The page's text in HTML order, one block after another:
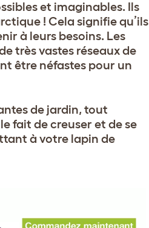
et imaginables. Ils
! Cela signifie qu’ils
à leurs besoins. Les
très vastes réseaux de
être néfastes pour un
de jardin, tout
fait de creuser et de se
à votre lapin de